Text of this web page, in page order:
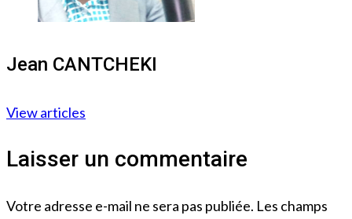
Jean CANTCHEKI
View articles
Laisser un commentaire
Votre adresse e-mail ne sera pas publiée. Les champs